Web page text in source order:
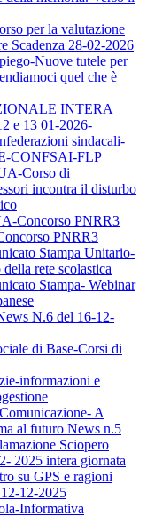
per la valutazione
Scadenza 28-02-2026
Nuove tutele per
quel che è
INTERA
e 13 01-2026-
sindacali-
CONFSAI-FLP
Corso di
incontra il disturbo
Concorso PNRR3
PNRR3
Stampa Unitario-
rete scolastica
Stampa- Webinar
N.6 del 16-12-
di Base-Corsi di
informazioni e
A
al futuro News n.5
Sciopero
2025 intera giornata
su GPS e ragioni
12-2025
Informativa